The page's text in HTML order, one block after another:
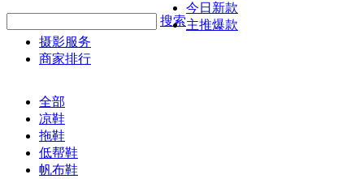
搜索
今日新款
主推爆款
摄影服务
商家排行
全部
凉鞋
拖鞋
低帮鞋
帆布鞋